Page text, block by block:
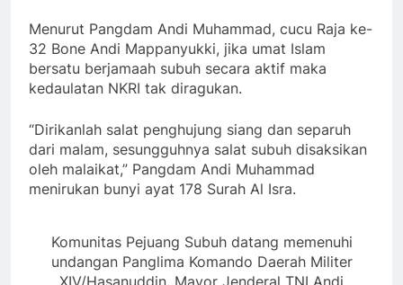
Menurut Pangdam Andi Muhammad, cucu Raja ke-
32 Bone Andi Mappanyukki, jika umat Islam
bersatu berjamaah subuh secara aktif maka
kedaulatan NKRI tak diragukan.
“Dirikanlah salat penghujung siang dan separuh
dari malam, sesungguhnya salat subuh disaksikan
oleh malaikat,” Pangdam Andi Muhammad
menirukan bunyi ayat 178 Surah Al Isra.
Komunitas Pejuang Subuh datang memenuhi
undangan Panglima Komando Daerah Militer
XIV/Hasanuddin, Mayor Jenderal TNI Andi